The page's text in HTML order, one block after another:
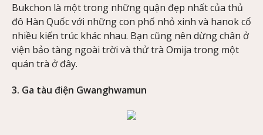
Bukchon là một trong những quận đẹp nhất của thủ
đô Hàn Quốc với những con phố nhỏ xinh và hanok cổ
nhiều kiến trúc khác nhau. Bạn cũng nên dừng chân ở
viện bảo tàng ngoài trời và thử trà Omija trong một
quán trà ở đây.
3. Ga tàu điện Gwanghwamun